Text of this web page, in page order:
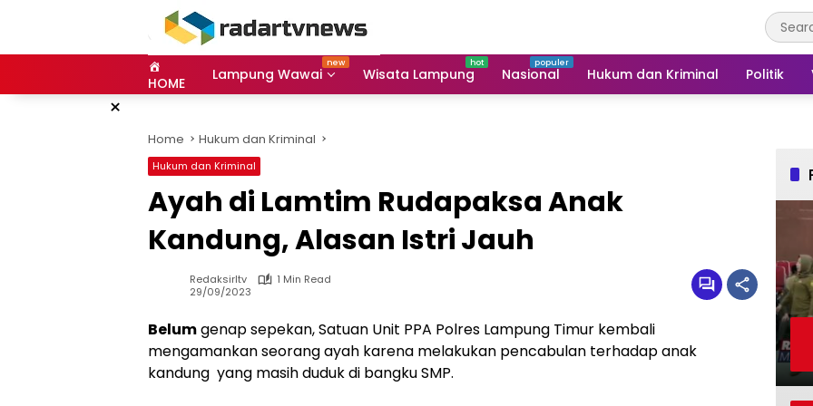
HOME Lampung Wawai Wisata Lampung Nasional Hukum dan Kriminal Politik
×
Home Hukum dan Kriminal
Hukum dan Kriminal
Ayah di Lamtim Rudapaksa Anak
Kandung, Alasan Istri Jauh
Redaksirltv
1 Min Read
29/09/2023
Belumgenap sepekan, Satuan Unit PPA Polres Lampung Timur kembali
mengamankan seorang ayah karena melakukan pencabulan terhadap anak
kandung yang masih duduk di bangku SMP.